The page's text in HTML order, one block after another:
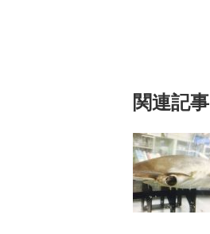
関連記事